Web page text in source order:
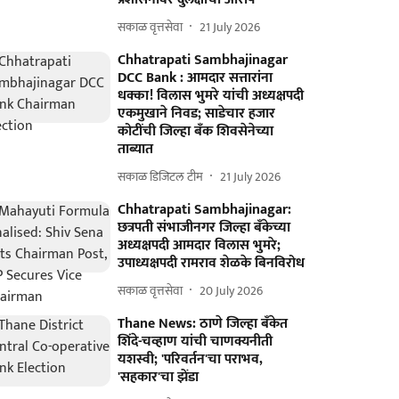
सकाळ वृत्तसेवा 21 July 2026
Chhatrapati Sambhajinagar
DCC Bank : आमदार सत्तारांना
धक्का! विलास भुमरे यांची अध्यक्षपदी
एकमुखाने निवड; साडेचार हजार
कोटींची जिल्हा बँक शिवसेनेच्या
ताब्यात
सकाळ डिजिटल टीम 21 July 2026
Chhatrapati Sambhajinagar:
छत्रपती संभाजीनगर जिल्हा बँकेच्या
अध्यक्षपदी आमदार विलास भुमरे;
उपाध्यक्षपदी रामराव शेळके बिनविरोध
सकाळ वृत्तसेवा 20 July 2026
Thane News: ठाणे जिल्हा बँकेत
शिंदे-चव्हाण यांची चाणक्यनीती
यशस्वी; 'परिवर्तन'चा पराभव,
'सहकार'चा झेंडा